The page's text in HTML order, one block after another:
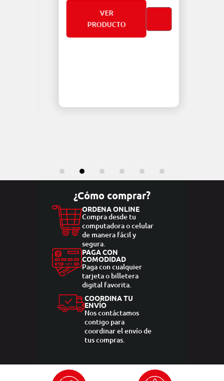
VER
PRODUCTO
¿Cómo comprar?
ORDENA ONLINE
Compra desde tu
computadora o celular
de manera fácil y
segura.
PAGA CON
COMODIDAD
Paga con cualquier
tarjeta o billetera
digital favorita.
COORDINA TU
ENVÍO
Nos contáctamos
contigo para
coordinar el envío de
tus compras.